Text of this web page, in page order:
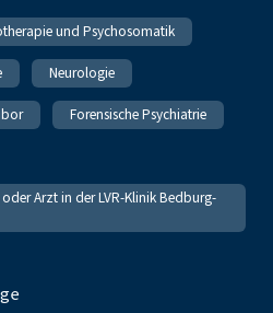
und Psychosomatik
Neurologie
Forensische Psychiatrie
Arzt in der LVR-Klinik Bedburg-